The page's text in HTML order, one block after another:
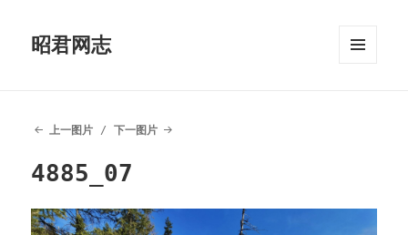
昭君网志
上一图片 下一图片
4885_07